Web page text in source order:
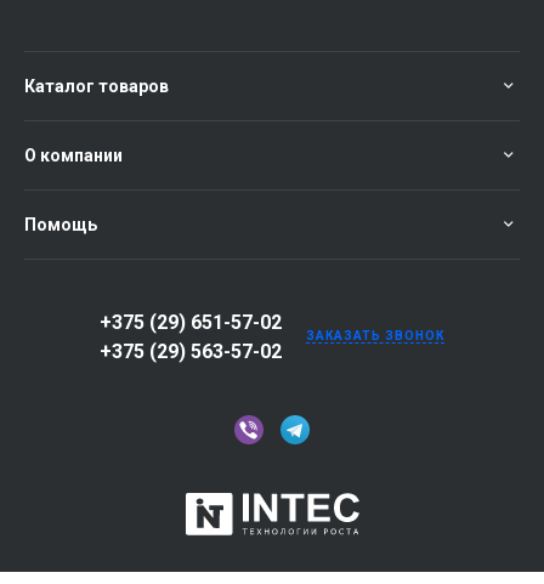
Каталог товаров
О компании
Помощь
+375 (29) 651-57-02
+375 (29) 563-57-02
ЗАКАЗАТЬ ЗВОНОК